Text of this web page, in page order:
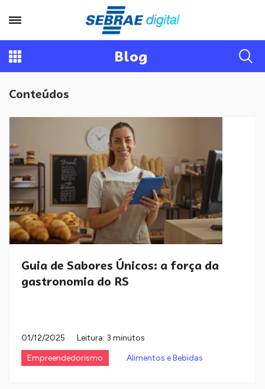
Blog
Conteúdos
Guia de Sabores Únicos: a força da
gastronomia do RS
01/12/2025
Leitura: 3 minutos
Empreendedorismo
Alimentos e Bebidas